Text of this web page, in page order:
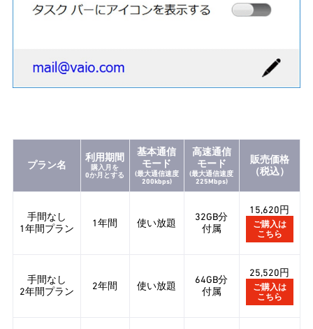
プラン名
利用期間
購入月を
0か月とする
基本通信
モード
(最大通信速度
200kbps)
高速通信
モード
(最大通信速度
225Mbps)
販売価格
（税込）
手間なし
1年間プラン
1年間 使い放題
32GB分
付属
15,620円
ご購入は
こちら
手間なし
2年間プラン
2年間 使い放題
64GB分
付属
25,520円
ご購入は
こちら